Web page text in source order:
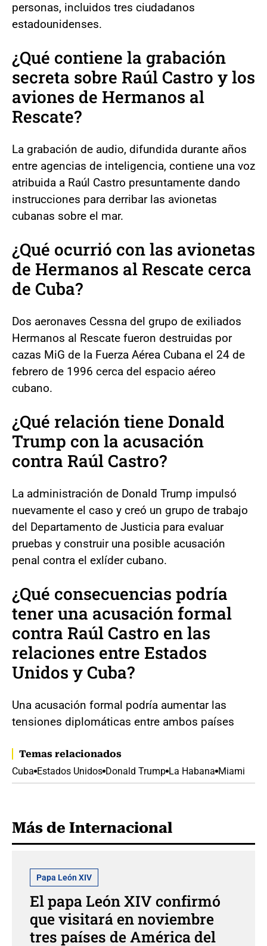
personas, incluidos tres ciudadanos
estadounidenses.
¿Qué contiene la grabación
secreta sobre Raúl Castro y los
aviones de Hermanos al
Rescate?
La grabación de audio, difundida durante años
entre agencias de inteligencia, contiene una voz
atribuida a Raúl Castro presuntamente dando
instrucciones para derribar las avionetas
cubanas sobre el mar.
¿Qué ocurrió con las avionetas
de Hermanos al Rescate cerca
de Cuba?
Dos aeronaves Cessna del grupo de exiliados
Hermanos al Rescate fueron destruidas por
cazas MiG de la Fuerza Aérea Cubana el 24 de
febrero de 1996 cerca del espacio aéreo
cubano.
¿Qué relación tiene Donald
Trump con la acusación
contra Raúl Castro?
La administración de Donald Trump impulsó
nuevamente el caso y creó un grupo de trabajo
del Departamento de Justicia para evaluar
pruebas y construir una posible acusación
penal contra el exlíder cubano.
¿Qué consecuencias podría
tener una acusación formal
contra Raúl Castro en las
relaciones entre Estados
Unidos y Cuba?
Una acusación formal podría aumentar las
tensiones diplomáticas entre ambos países
Temas relacionados
Cuba Estados Unidos Donald Trump La Habana Miami
Más de Internacional
Papa León XIV
El papa León XIV confirmó
que visitará en noviembre
tres países de América del